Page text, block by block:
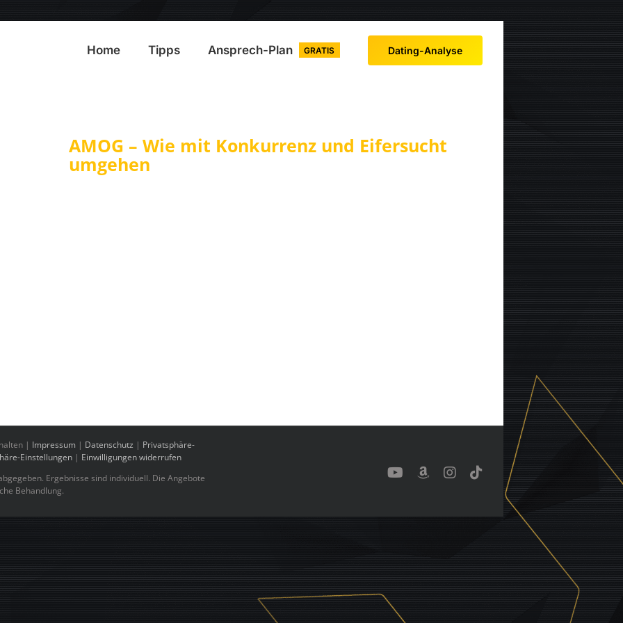
Home Tipps Ansprech-Plan GRATIS Dating-Analyse
AMOG – Wie mit Konkurrenz und Eifersucht
umgehen
| Impressum | Datenschutz | Privatsphäre-
Einstellungen | Einwilligungen widerrufen
Ergebnisse sind individuell. Die Angebote
Behandlung.
YouTubeBenutzerdefiniert
Instagram
Tiktok